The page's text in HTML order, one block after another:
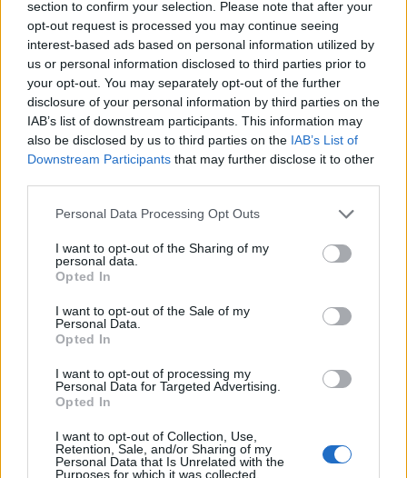
section to confirm your selection. Please note that after your
opt-out request is processed you may continue seeing
interest-based ads based on personal information utilized by
us or personal information disclosed to third parties prior to
your opt-out. You may separately opt-out of the further
disclosure of your personal information by third parties on the
IAB’s list of downstream participants. This information may
also be disclosed by us to third parties on the IAB’s List of
Downstream Participants that may further disclose it to other
Please note that this website/app uses one or more Google
not limited to your visit or usage behaviour. You may click to
grant or deny consent to Google and its third-party tags to
use your data for below specified purposes in below Google
consent section.
Personal Data Processing Opt Outs
I want to opt-out of the Sharing of my
personal data.
Opted In
I want to opt-out of the Sale of my
Personal Data.
Opted In
I want to opt-out of processing my
Personal Data for Targeted Advertising.
Opted In
I want to opt-out of Collection, Use,
Retention, Sale, and/or Sharing of my
Personal Data that Is Unrelated with the
Purposes for which it was collected.
chiarirà il quadro delle imputazioni. Fino ad allora,
valgono i principi del diritto penale: la presunzione
di innocenza e il diritto a un processo equo saranno
determinanti per il futuro svilupparsi della vicenda.
AUTORE
Alessandro Tassinari
Alessandro Tassinari, torinese con passaporto
pieno di timbri, riscrisse un percorso alpino
dopo un incontro al Rifugio Garelli: oggi cura
storie di viaggio in chiave narrativa. In
redazione predilige longform, sostiene
taccuino logoro con mappe disegnate a
mano.